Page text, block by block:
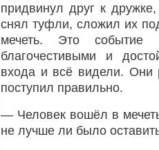
придвинул друг к
снял туфли, сложил их
мечеть. Это событие
благочестивыми и
входа и всё видели. Они
поступил правильно.
— Человек вошёл в
не лучше ли было